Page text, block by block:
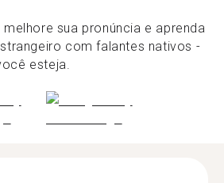
sua pronúncia e aprenda
com falantes nativos -
esteja.